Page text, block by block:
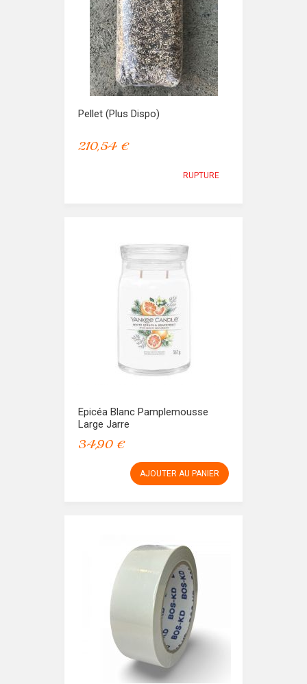
Pellet (plus Dispo)
210,54 €
RUPTURE
Epicéa Blanc Pamplemousse
Large Jarre
34,90 €
AJOUTER AU PANIER